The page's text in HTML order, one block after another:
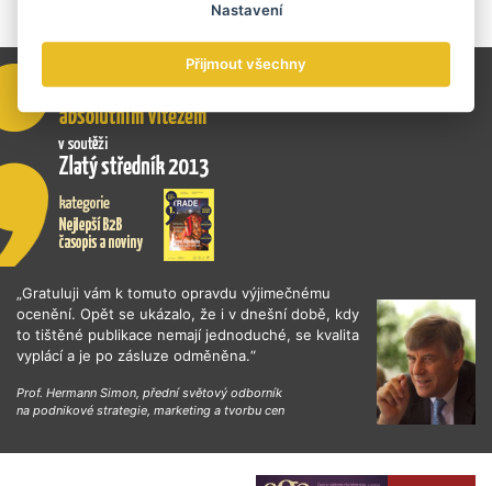
„Gratuluji vám k tomuto opravdu výjimečnému
ocenění. Opět se ukázalo, že i v dnešní době, kdy
to tištěné publikace nemají jednoduché, se kvalita
vyplácí a je po zásluze odměněna.“
Prof. Hermann Simon, přední světový odborník
na podnikové strategie, marketing a tvorbu cen
Nastavení
Přijmout všechny